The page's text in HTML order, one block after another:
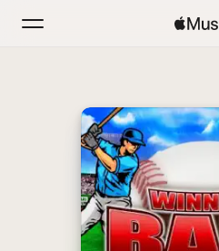
ホーム
新着おすすめ
ラジオ
Apple Musicを